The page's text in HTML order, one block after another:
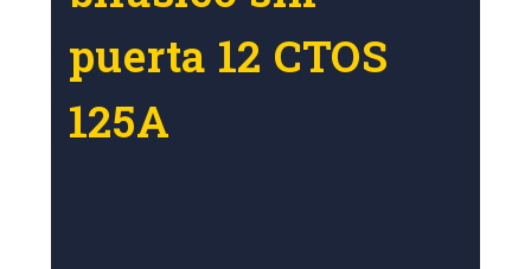
puerta 12 CTOS
125A